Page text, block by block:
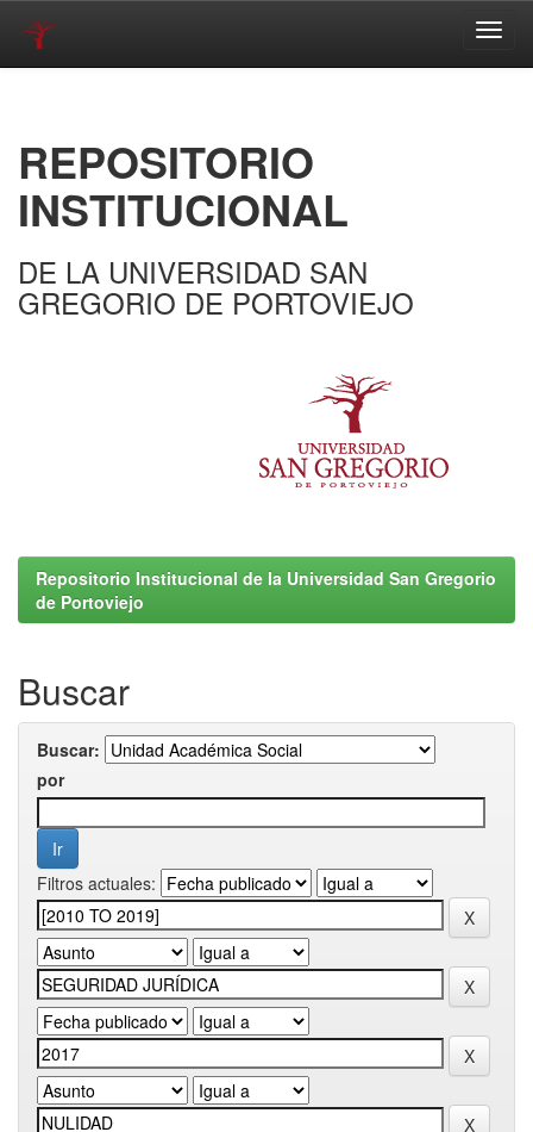
REPOSITORIO
INSTITUCIONAL
DE LA UNIVERSIDAD SAN
GREGORIO DE PORTOVIEJO
Repositorio Institucional de la Universidad San Gregorio
de Portoviejo
Buscar
Buscar:
por
Filtros actuales: